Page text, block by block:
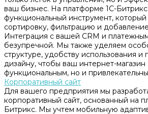
ваш бизнес. На платформе 1С-
функциональный инструмент,
сортировку, фильтрацию и
Интеграция с вашей CRM и
безупречной. Мы также уделяем
структуре, удобству использования и
дизайну, чтобы ваш интернет-магазин
функциональным, но и
Корпоративный сайт
Для вашего предприятия мы
корпоративный сайт, основанный на
Битрикс. Мы учтем мобильную